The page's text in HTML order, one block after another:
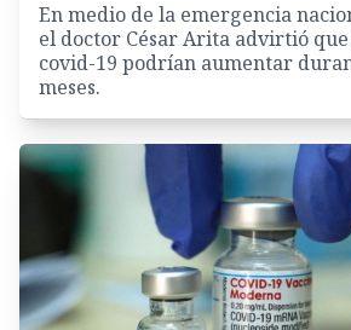
En medio de la emergencia
el doctor César Arita advirtió que
covid-19 podrían aumentar
meses.